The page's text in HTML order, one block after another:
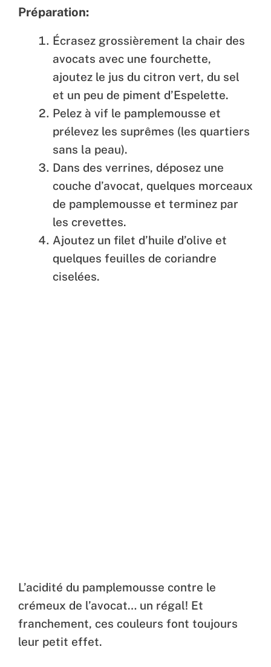
Préparation:
Écrasez grossièrement la chair des
avocats avec une fourchette,
ajoutez le jus du citron vert, du sel
et un peu de piment d’Espelette.
Pelez à vif le pamplemousse et
prélevez les suprêmes (les quartiers
sans la peau).
Dans des verrines, déposez une
couche d’avocat, quelques morceaux
de pamplemousse et terminez par
les crevettes.
Ajoutez un filet d’huile d’olive et
quelques feuilles de coriandre
ciselées.
L’acidité du pamplemousse contre le
crémeux de l’avocat… un régal! Et
franchement, ces couleurs font toujours
leur petit effet.